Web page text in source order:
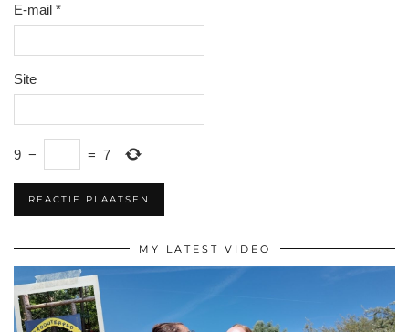
E-mail *
Site
9 − = 7
MY LATEST VIDEO